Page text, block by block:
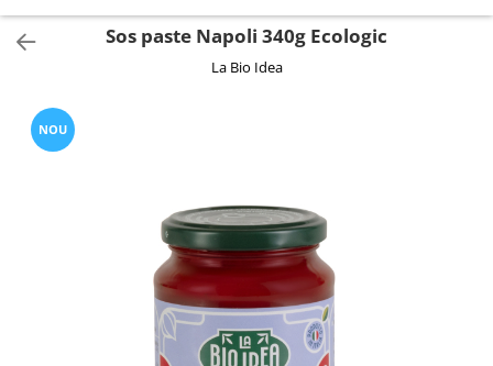
NUCI ȘI SEMINȚE
FRUCTE DESHIDRATATE
ÎNDULCITORI NATURALI / MIERE
OȚETURI ȘI SOSURI
SOSURI
BĂUTURI / LAPTE VEGETAL
CREME ȘI PASTE TARTINABILE
Sos paste Napoli 340g Ecologic
La Bio Idea
NOU